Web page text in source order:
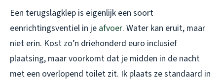
Een terugslagklep is eigenlijk een soort
eenrichtingsventiel in je afvoer. Water kan eruit, maar
niet erin. Kost zo’n driehonderd euro inclusief
plaatsing, maar voorkomt dat je midden in de nacht
met een overlopend toilet zit. Ik plaats ze standaard in